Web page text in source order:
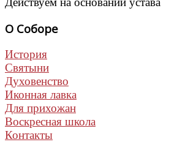
О Соборе
История
Святыни
Духовенство
Иконная лавка
Для прихожан
Воскресная школа
Контакты